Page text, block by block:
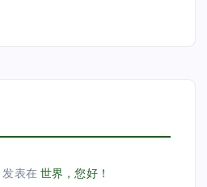
发表在世界，您好！